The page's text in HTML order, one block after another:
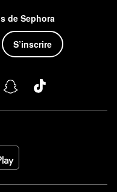
de Sephora
S’inscrire